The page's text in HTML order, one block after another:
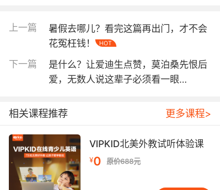
VIPKID
创意亲子照
上一篇
暑假去哪儿？看完这篇再出门，才不会
花冤枉钱！
HOT
下一篇
是什么？让爱迪生点赞，莫泊桑先恨后
爱，无数人说这辈子必须看一眼…
相关课程推荐 更多课程>
VIPKID北美外教试听体验课
¥0 原价688元